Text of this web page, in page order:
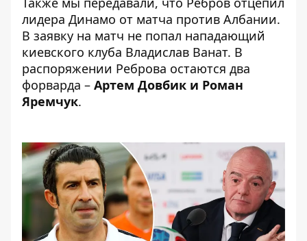
лидера Динамо от матча против Албании.
В заявку на матч не попал нападающий
киевского клуба Владислав Ванат. В
распоряжении Реброва остаются два
форварда – Артем Довбик и Роман
Яремчук.